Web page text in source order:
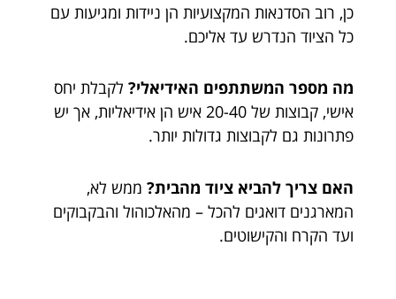
כן, רוב הסדנאות המקצועיות הן ניידות ומגיעות עם
כל הציוד הנדרש עד אליכם.
מה מספר המשתתפים האידיאלי? לקבלת יחס
אישי, קבוצות של 20-40 איש הן אידיאליות, אך יש
פתרונות גם לקבוצות גדולות יותר.
האם צריך להביא ציוד מהבית? ממש לא,
המארגנים דואגים להכל – מהאלכוהול והבקבוקים
ועד הקרח והקישוטים.